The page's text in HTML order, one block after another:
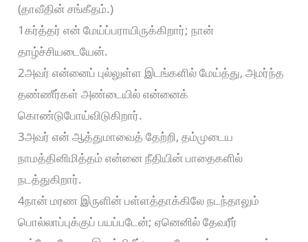
(தாவீதின் சங்கீதம்.)
1கர்த்தர் என் மேய்ப்பராயிருக்கிறார்; நான்
தாழ்ச்சியடையேன்.
2அவர் என்னைப் புல்லுள்ள இடங்களில் மேய்த்து, அமர்ந்த
தண்ணீர்கள் அண்டையில் என்னைக்
கொண்டுபோய்விடுகிறார்.
3அவர் என் ஆத்துமாவைத் தேற்றி, தம்முடைய
நாமத்தினிமித்தம் என்னை நீதியின் பாதைகளில்
நடத்துகிறார்.
4நான் மரண இருளின் பள்ளத்தாக்கிலே நடந்தாலும்
பொல்லாப்புக்குப் பயப்படேன்; ஏனெனில் தேவரீர்